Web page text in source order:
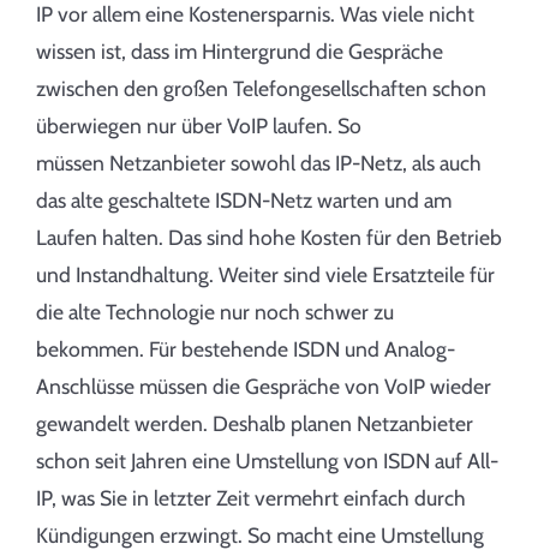
IP vor allem eine Kostenersparnis. Was viele nicht
wissen ist, dass im Hintergrund die Gespräche
zwischen den großen Telefongesellschaften schon
überwiegen nur über VoIP laufen. So
müssen Netzanbieter sowohl das IP-Netz, als auch
das alte geschaltete ISDN-Netz warten und am
Laufen halten. Das sind hohe Kosten für den Betrieb
und Instandhaltung. Weiter sind viele Ersatzteile für
die alte Technologie nur noch schwer zu
bekommen. Für bestehende ISDN und Analog-
Anschlüsse müssen die Gespräche von VoIP wieder
gewandelt werden. Deshalb planen Netzanbieter
schon seit Jahren eine Umstellung von ISDN auf All-
IP, was Sie in letzter Zeit vermehrt einfach durch
Kündigungen erzwingt. So macht eine Umstellung